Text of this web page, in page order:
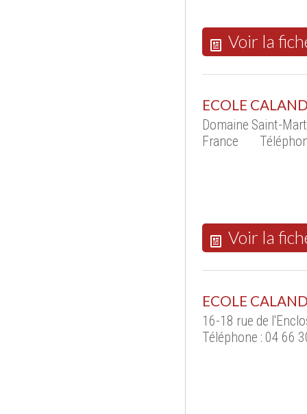
Voir la
ECOLE
Domaine Saint-
France
Voir la
ECOLE
16-18 rue de
Téléphone : 04 66